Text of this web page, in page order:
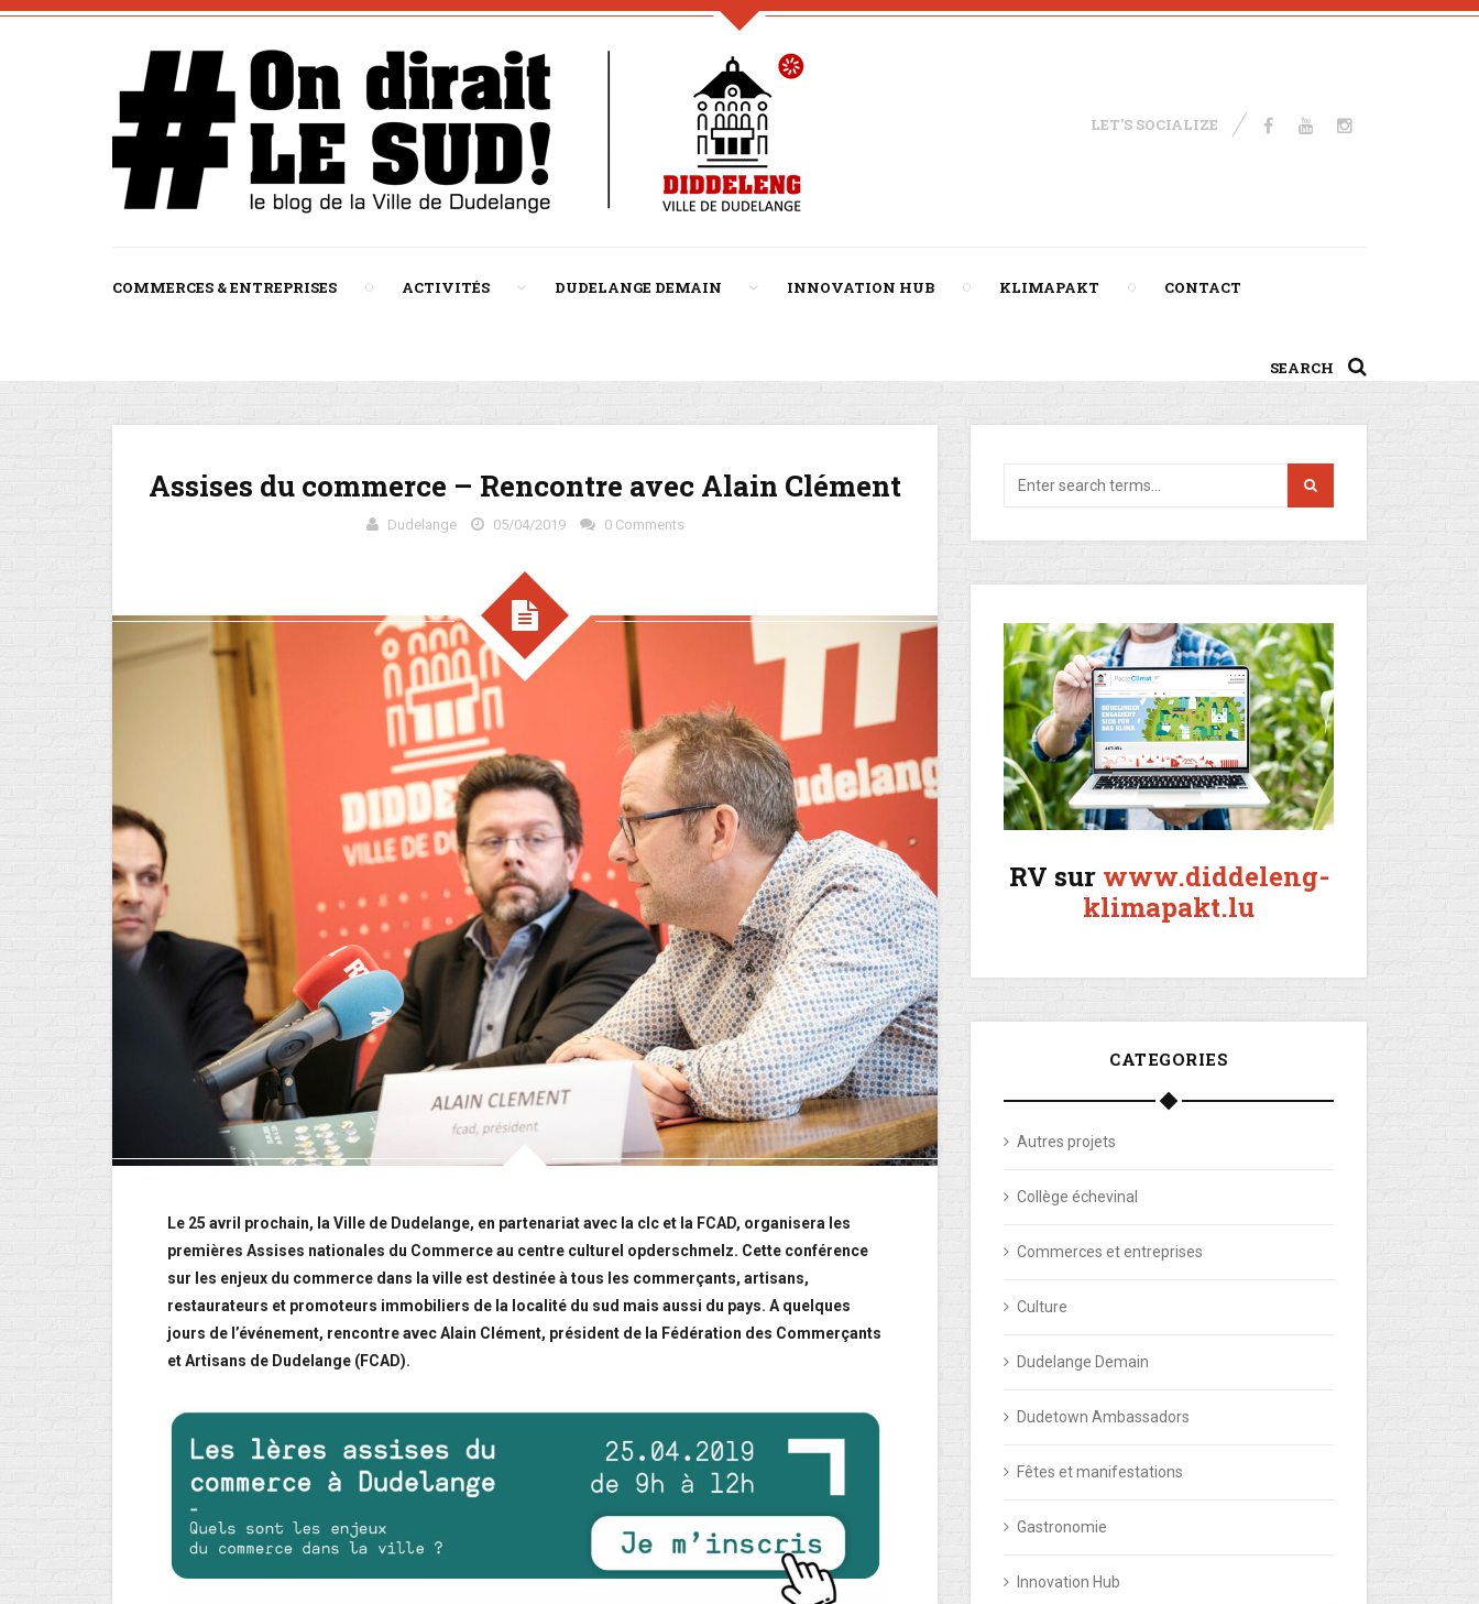
LET'S SOCIALIZE
COMMERCES & ENTREPRISES ACTIVITÉS DUDELANGE DEMAIN INNOVATION HUB KLIMAPAKT CONTACT
SEARCH
Assises du commerce – Rencontre avec Alain Clément
Dudelange 05/04/2019 0 Comments
Le 25 avril prochain, la Ville de Dudelange, en partenariat avec la clc et la FCAD, organisera les
premières Assises nationales du Commerce au centre culturel opderschmelz. Cette conférence
sur les enjeux du commerce dans la ville est destinée à tous les commerçants, artisans,
restaurateurs et promoteurs immobiliers de la localité du sud mais aussi du pays. A quelques
jours de l’événement, rencontre avec Alain Clément, président de la Fédération des Commerçants
et Artisans de Dudelange (FCAD).
RV sur www.diddeleng-
klimapakt.lu
CATEGORIES
Autres projets
Collège échevinal
Commerces et entreprises
Culture
Dudelange Demain
Dudetown Ambassadors
Fêtes et manifestations
Gastronomie
Innovation Hub